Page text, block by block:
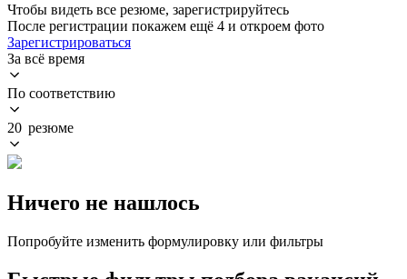
Чтобы видеть все резюме, зарегистрируйтесь
После регистрации покажем ещё 4 и откроем фото
Зарегистрироваться
За всё время
По соответствию
20 резюме
Ничего не нашлось
Попробуйте изменить формулировку или фильтры